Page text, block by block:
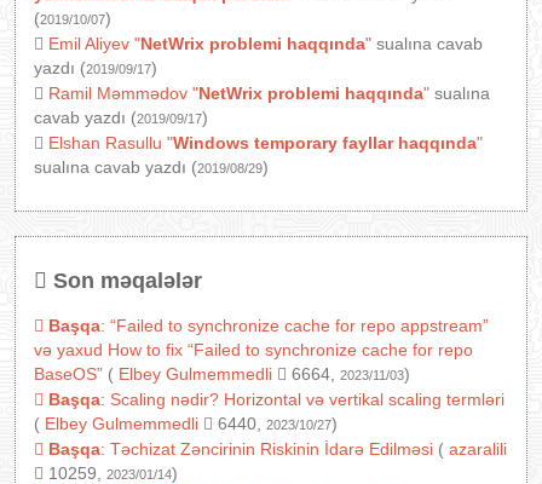
(2019/10/07)
Emil Aliyev "NetWrix problemi haqqında" sualına cavab
yazdı (2019/09/17)
Ramil Məmmədov "NetWrix problemi haqqında" sualına
cavab yazdı (2019/09/17)
Elshan Rasullu "Windows temporary fayllar haqqında"
sualına cavab yazdı (2019/08/29)
Son məqalələr
Başqa: “Failed to synchronize cache for repo appstream”
və yaxud How to fix “Failed to synchronize cache for repo
BaseOS” ( Elbey Gulmemmedli 6664, 2023/11/03)
Başqa: Scaling nədir? Horizontal və vertikal scaling termləri
( Elbey Gulmemmedli 6440, 2023/10/27)
Başqa: Təchizat Zəncirinin Riskinin İdarə Edilməsi ( azaralili
10259,
2023/01/14)